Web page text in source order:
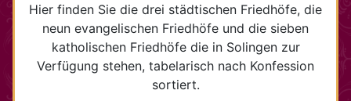
Hier finden Sie die drei städtischen Friedhöfe, die
neun evangelischen Friedhöfe und die sieben
katholischen Friedhöfe die in Solingen zur
Verfügung stehen, tabelarisch nach Konfession
sortiert.